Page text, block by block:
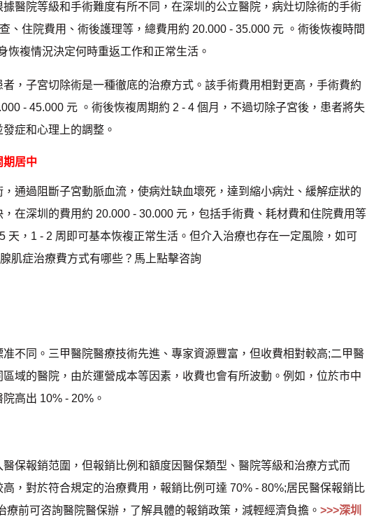
醫院等級和手術難度有所不同，在深圳的公立醫院，病灶切除術的手術
、住院費用、術後護理等，總費用約 20.000 - 35.000 元 。術後恢複時間
恢複情況決定何時重返工作和正常生活。
子宮切除術是一種徹底的治療方式。該手術費用相對更高，手術費約
- 45.000 元 。術後恢複周期約 2 - 4 個月，不過切除子宮後，患者將失
症和心理上的調整。
期居中
過阻斷子宮動脈血流，使病灶缺血壞死，達到縮小病灶、緩解症狀的
在深圳的費用約 20.000 - 30.000 元，包括手術費、耗材費和住院費用等
天，1 - 2 周即可基本恢複正常生活。但介入治療也存在一定風險，如可
肌症治療費方式有哪些？馬上點擊咨詢
同。三甲醫院醫療技術先進、專家資源豐富，但收費相對較高;二甲醫
域的醫院，由於運營成本等因素，收費也會有所波動。例如，位於市中
高出 10% - 20%。
報銷范圍，但報銷比例和額度因醫保類型、醫院等級和治療方式而
，對於符合規定的治療費用，報銷比例可達 70% - 80%;居民醫保報銷比
療前可咨詢醫院醫保辦，了解具體的報銷政策，減輕經濟負擔。>>>深圳